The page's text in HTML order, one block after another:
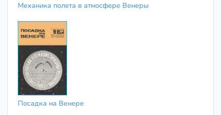
Механика полета в атмосфере Венеры
Посадка на Венере